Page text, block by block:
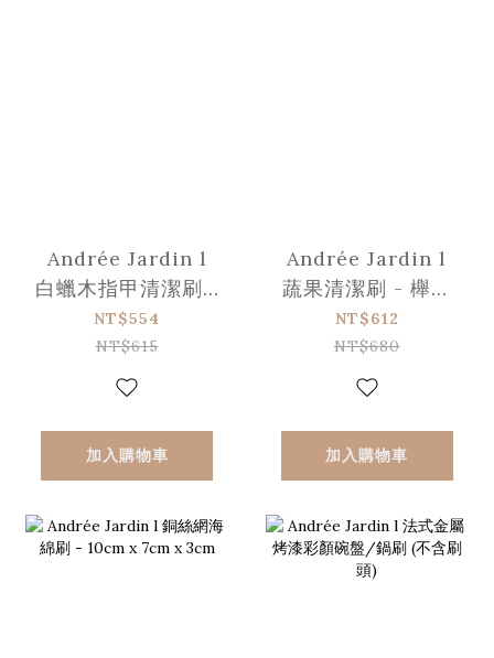
Andrée Jardin l
白蠟木指甲清潔刷 -
鬃毛
NT$554
NT$615
加入購物車
Andrée Jardin l
蔬果清潔刷 - 櫸木
柄軟硬混合鬃毛
NT$612
NT$680
加入購物車